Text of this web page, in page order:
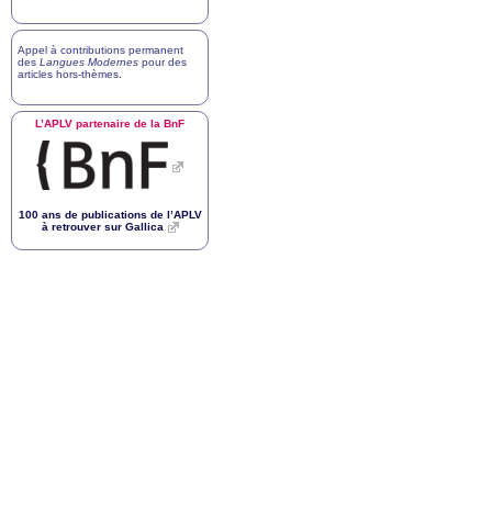
Appel à contributions permanent
des Langues Modernes pour des
articles hors-thèmes
L’APLV partenaire de la BnF
100 ans de publications de l’APLV
à retrouver sur Gallica